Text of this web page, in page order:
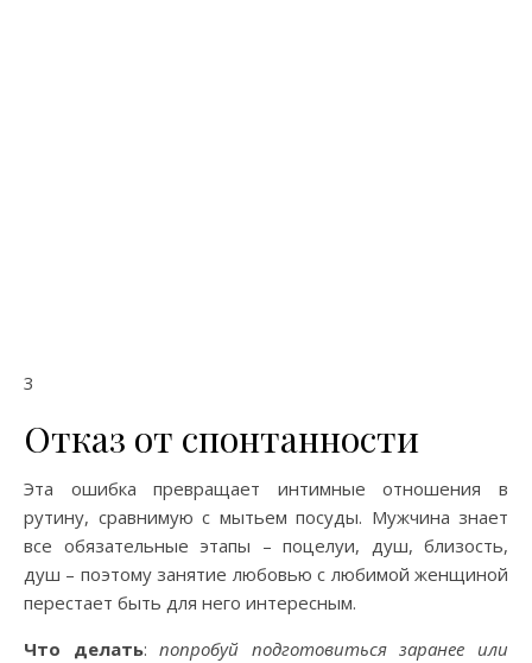
3
Отказ от спонтанности
Эта ошибка превращает интимные отношения в
рутину, сравнимую с мытьем посуды. Мужчина знает
все обязательные этапы – поцелуи, душ, близость,
душ – поэтому занятие любовью с любимой женщиной
перестает быть для него интересным.
Что делать:попробуй подготовиться заранее или